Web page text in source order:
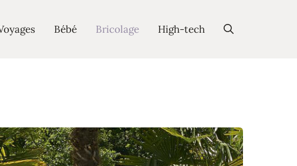
Bébé Bricolage High-tech